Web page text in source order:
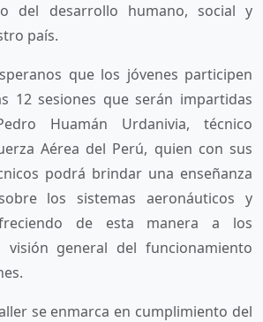
del desarrollo humano, social y
país.
que los jóvenes participen
12 sesiones que serán impartidas
Huamán Urdanivia, técnico
Aérea del Perú, quien con sus
podrá brindar una enseñanza
los sistemas aeronáuticos y
de esta manera a los
visión general del funcionamiento
se enmarca en cumplimiento del